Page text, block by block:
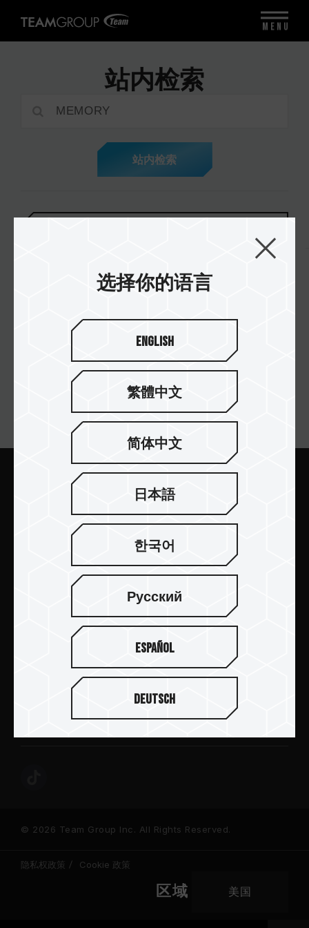
站内检索
站内检索
总共:0项
订阅电子报
提交
产品介绍
服务与支持
© 2026 Team Group Inc. All Rights Reserved.
隐私权政策 Cookie 政策
区域 美国
选择你的语言
English
繁體中文
简体中文
日本語
한국어
Русский
Español
Deutsch
MENU